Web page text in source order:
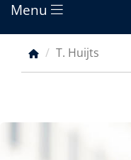
Main
menu
Menu
Kruimelpad
T. Huijts